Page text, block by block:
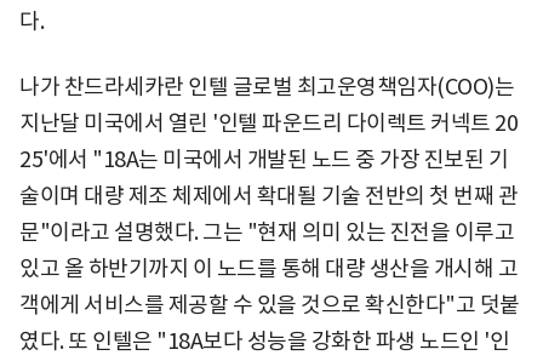
다.
나가 찬드라세카란 인텔 글로벌 최고운영책임자(COO)는
지난달 미국에서 열린 '인텔 파운드리 다이렉트 커넥트 20
25'에서 "18A는 미국에서 개발된 노드 중 가장 진보된 기
술이며 대량 제조 체제에서 확대될 기술 전반의 첫 번째 관
문"이라고 설명했다. 그는 "현재 의미 있는 진전을 이루고
있고 올 하반기까지 이 노드를 통해 대량 생산을 개시해 고
객에게 서비스를 제공할 수 있을 것으로 확신한다"고 덧붙
였다. 또 인텔은 "18A보다 성능을 강화한 파생 노드인 '인